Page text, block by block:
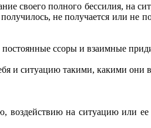
своего полного бессилия, на
не получается или не
ссоры и взаимные
и ситуацию такими, какими они
на ситуацию или